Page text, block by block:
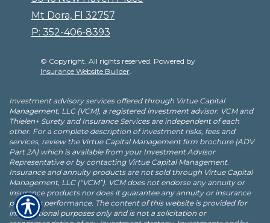
Mt Dora, Fl 32757
P: 352-406-8393
© Copyright. All rights reserved. Powered by
Insurance Website Builder.
Investment advisory services offered through Virtue Capital
Management, LLC (VCM), a registered investment advisor. VCM and
Thielen+ Surety and Insurance Services are independent of each
other. For a complete description of investment risks, fees and
services, review the Virtue Capital Management firm brochure (ADV
Part 2A) which is available from your Investment Advisor
Representative or by contacting Virtue Capital Management.
Insurance and annuity products are not sold through Virtue Capital
Management, LLC (“VCM”). VCM does not endorse any annuity or
insurance products nor does it guarantee any annuity or insurance
products performance. The content of this website is provided for
informational purposes only and is not a solicitation or